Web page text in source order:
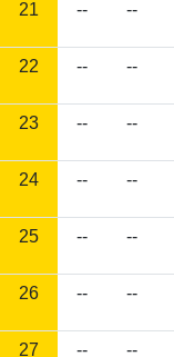
21 -- --
22 -- --
23 -- --
24 -- --
25 -- --
26 -- --
27 -- --